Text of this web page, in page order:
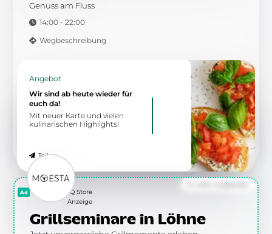
Genuss am Fluss
14:00 - 22:00
Wegbeschreibung
Angebot
Wir sind ab heute wieder für
euch da!
Mit neuer Karte und vielen
kulinarischen Highlights!
Teilen
Grillseminare in Löhne
Moesta BBQ Store
Anzeige